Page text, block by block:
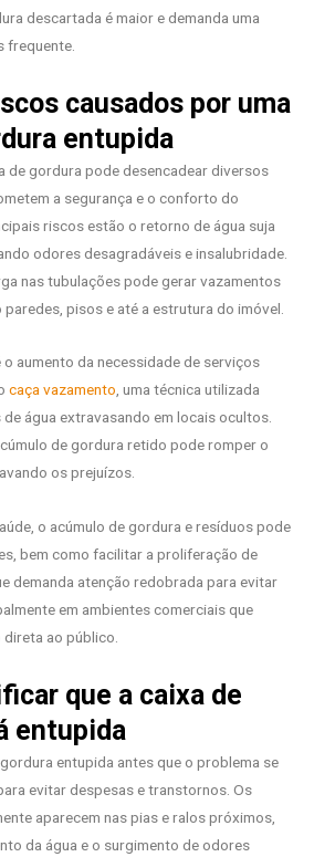
descartada é maior e demanda uma
frequente.
causados por uma
entupida
de gordura pode desencadear diversos
a segurança e o conforto do
riscos estão o retorno de água suja
odores desagradáveis e insalubridade.
nas tubulações pode gerar vazamentos
pisos e até a estrutura do imóvel.
aumento da necessidade de serviços
caça vazamento, uma técnica utilizada
água extravasando em locais ocultos.
de gordura retido pode romper o
os prejuízos.
o acúmulo de gordura e resíduos pode
bem como facilitar a proliferação de
demanda atenção redobrada para evitar
em ambientes comerciais que
ao público.
que a caixa de
entupida
entupida antes que o problema se
evitar despesas e transtornos. Os
aparecem nas pias e ralos próximos,
da água e o surgimento de odores